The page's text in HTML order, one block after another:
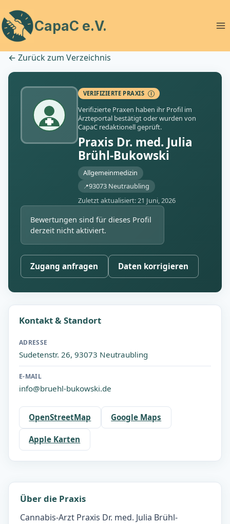
Inhalt
springen
CapaC e.V.
← Zurück zum Verzeichnis
VERIFIZIERTE PRAXIS Ⓘ
Verifizierte Praxen haben ihr Profil im
Ärzteportal bestätigt oder wurden von
CapaC redaktionell geprüft.
Praxis Dr. med. Julia
Brühl-Bukowski
Allgemeinmedizin
93073 Neutraubling
Zuletzt aktualisiert: 21 Juni, 2026
Bewertungen sind für dieses Profil
derzeit nicht aktiviert.
Zugang anfragen Daten korrigieren
Kontakt & Standort
ADRESSE
Sudetenstr. 26, 93073 Neutraubling
E-MAIL
info@bruehl-bukowski.de
OpenStreetMap Google Maps
Apple Karten
Über die Praxis
Cannabis-Arzt Praxis Dr. med. Julia Brühl-